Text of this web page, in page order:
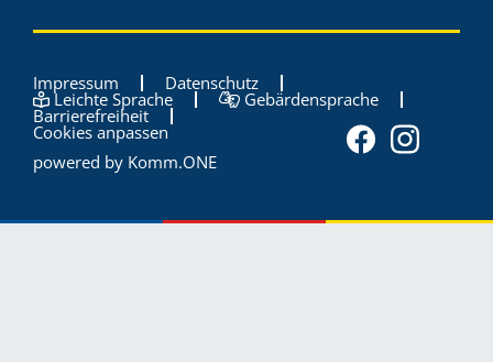
Impressum Datenschutz
Leichte Sprache Gebärdensprache
Barrierefreiheit
Cookies anpassen
powered by Komm.ONE